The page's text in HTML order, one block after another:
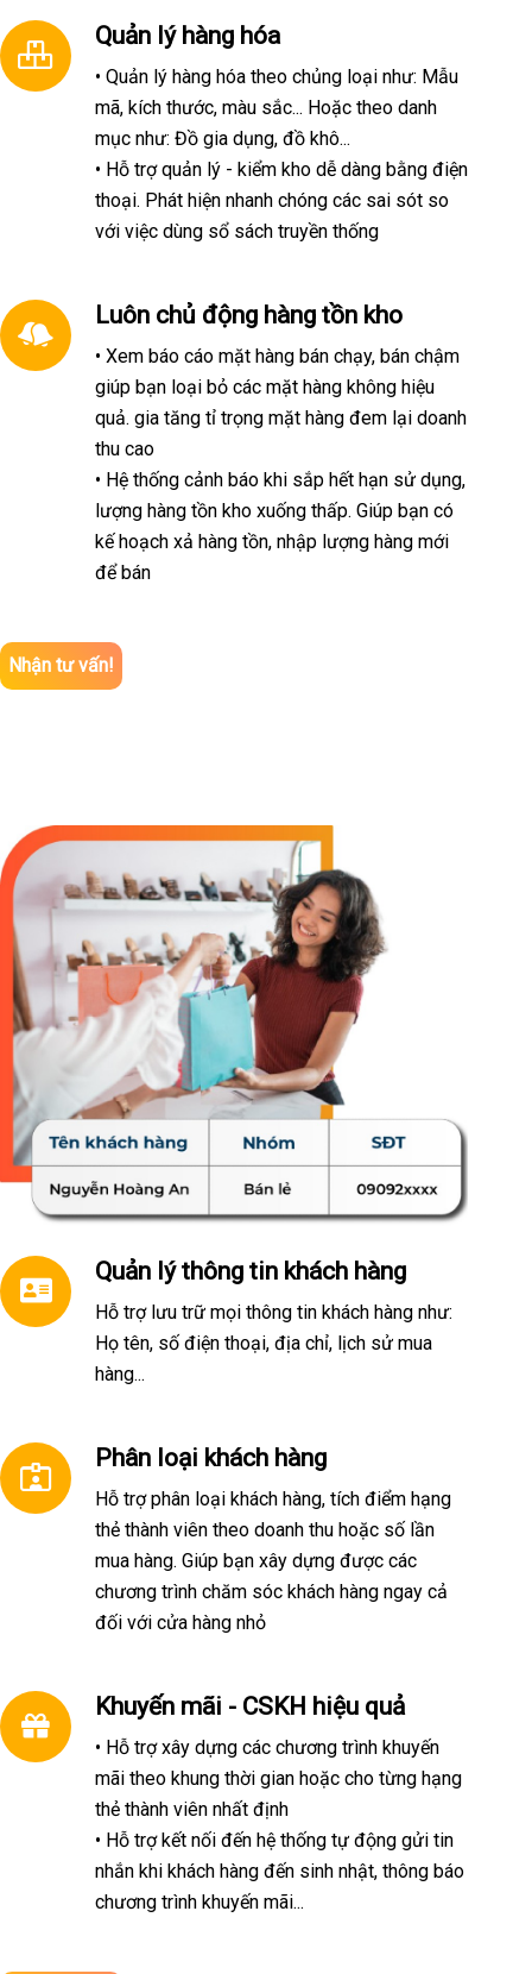
Quản lý hàng hóa
• Quản lý hàng hóa theo chủng loại như: Mẫu
mã, kích thước, màu sắc... Hoặc theo danh
mục như: Đồ gia dụng, đồ khô...
• Hỗ trợ quản lý - kiểm kho dễ dàng bằng điện
thoại. Phát hiện nhanh chóng các sai sót so
với việc dùng sổ sách truyền thống
Luôn chủ động hàng tồn kho
• Xem báo cáo mặt hàng bán chạy, bán chậm
giúp bạn loại bỏ các mặt hàng không hiệu
quả. gia tăng tỉ trọng mặt hàng đem lại doanh
thu cao
• Hệ thống cảnh báo khi sắp hết hạn sử dụng,
lượng hàng tồn kho xuống thấp. Giúp bạn có
kế hoạch xả hàng tồn, nhập lượng hàng mới
để bán
Nhận tư vấn!
Quản lý thông tin khách hàng
Hỗ trợ lưu trữ mọi thông tin khách hàng như:
Họ tên, số điện thoại, địa chỉ, lịch sử mua
hàng...
Phân loại khách hàng
Hỗ trợ phân loại khách hàng, tích điểm hạng
thẻ thành viên theo doanh thu hoặc số lần
mua hàng. Giúp bạn xây dựng được các
chương trình chăm sóc khách hàng ngay cả
đối với cửa hàng nhỏ
Khuyến mãi - CSKH hiệu quả
• Hỗ trợ xây dựng các chương trình khuyến
mãi theo khung thời gian hoặc cho từng hạng
thẻ thành viên nhất định
• Hỗ trợ kết nối đến hệ thống tự động gửi tin
nhắn khi khách hàng đến sinh nhật, thông báo
chương trình khuyến mãi...